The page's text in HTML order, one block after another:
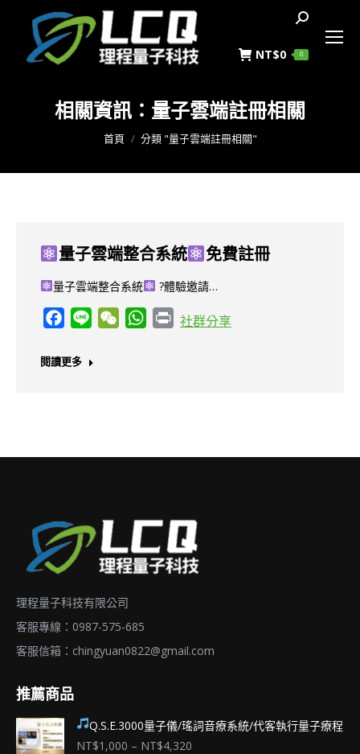
搜
NT$0 0
相關資訊： 量子雲端註冊相關
您在這裡：
首頁 分類 "量子雲端註冊相關"
量子雲端整合系統 免費註冊
量子雲端整合系統 ?體驗邀請…
Facebook
Line WeChatWhatsApp
Print
社群分享
閱讀更多
理程量子科技有限公司
客服專線：0987-575-685
客服信箱： chingyuan0822@gmail.com
推薦商品
Q.S.E.3000量子儀/瑤詞音療系統/代客執行量子療程
NT$1,000 – NT$4,320